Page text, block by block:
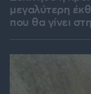
μεγαλύτερη
που θα γίνει